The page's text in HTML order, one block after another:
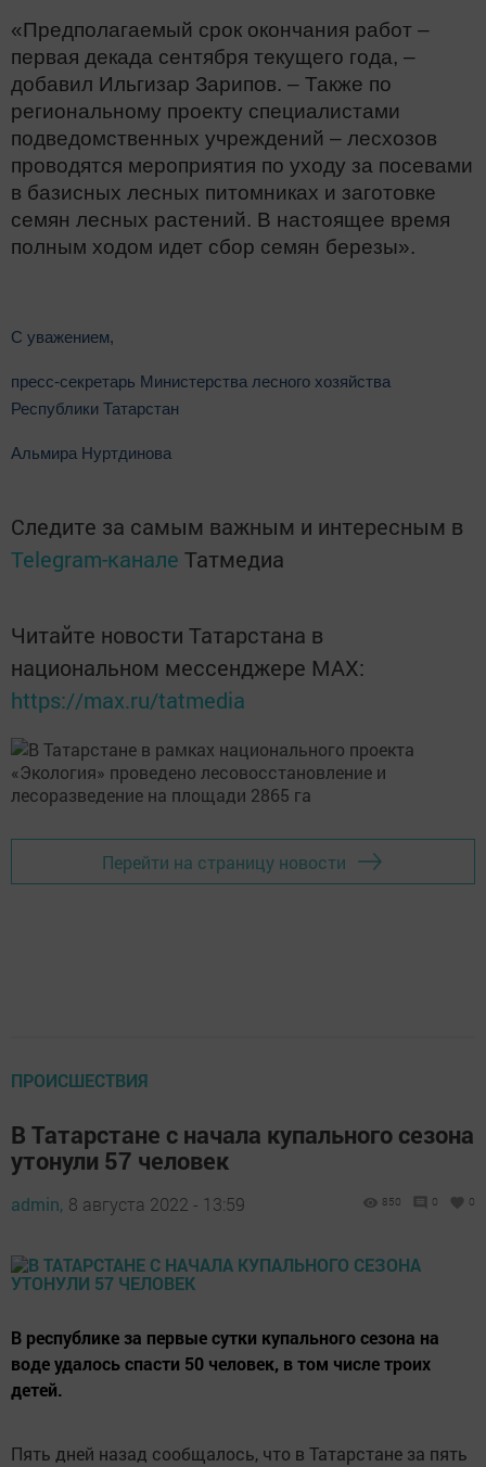
«Предполагаемый срок окончания работ –
первая декада сентября текущего года, –
добавил Ильгизар Зарипов. – Также по
региональному проекту специалистами
подведомственных учреждений – лесхозов
проводятся мероприятия по уходу за посевами
в базисных лесных питомниках и заготовке
семян лесных растений. В настоящее время
полным ходом идет сбор семян березы».
С уважением,
пресс-секретарь Министерства лесного хозяйства
Республики Татарстан
Альмира Нуртдинова
Следите за самым важным и интересным в
Telegram-канале Татмедиа
Читайте новости Татарстана в
национальном мессенджере MАХ:
https://max.ru/tatmedia
Перейти на страницу новости
ПРОИСШЕСТВИЯ
В Татарстане с начала купального сезона
утонули 57 человек
admin, 8 августа 2022 - 13:59 850 0 0
В республике за первые сутки купального сезона на
воде удалось спасти 50 человек, в том числе троих
детей.
Пять дней назад сообщалось, что в Татарстане за пять